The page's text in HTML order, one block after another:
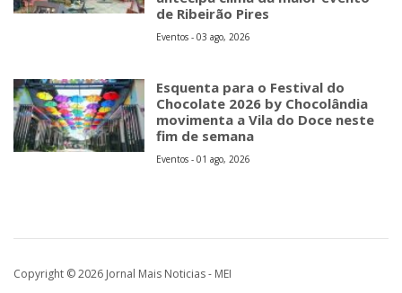
de Ribeirão Pires
Eventos - 03 ago, 2026
Esquenta para o Festival do
Chocolate 2026 by Chocolândia
movimenta a Vila do Doce neste
fim de semana
Eventos - 01 ago, 2026
Copyright © 2026 Jornal Mais Noticias - MEI